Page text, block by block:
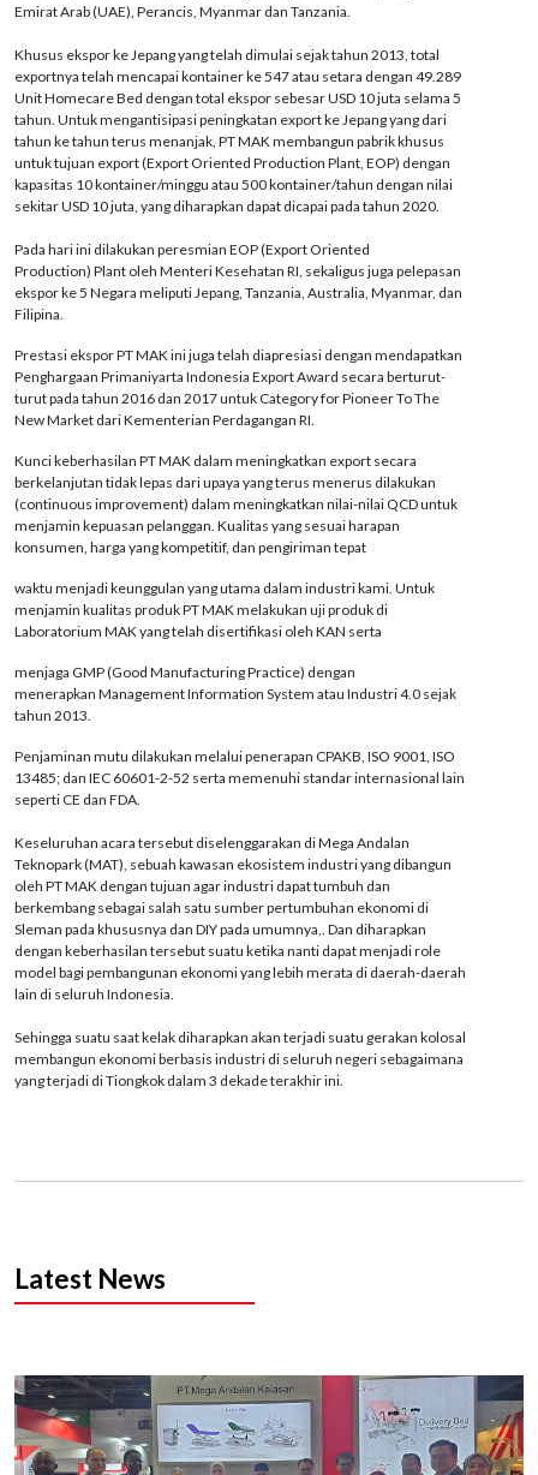
Emirat Arab (UAE), Perancis, Myanmar dan Tanzania.
Khusus ekspor ke Jepang yang telah dimulai sejak tahun 2013, total
exportnya telah mencapai kontainer ke 547 atau setara dengan 49.289
Unit Homecare Bed dengan total ekspor sebesar USD 10 juta selama 5
tahun. Untuk mengantisipasi peningkatan export ke Jepang yang dari
tahun ke tahun terus menanjak, PT MAK membangun pabrik khusus
untuk tujuan export (Export Oriented Production Plant, EOP) dengan
kapasitas 10 kontainer/minggu atau 500 kontainer/tahun dengan nilai
sekitar USD 10 juta, yang diharapkan dapat dicapai pada tahun 2020.
Pada hari ini dilakukan peresmian EOP (Export Oriented
Production) Plant oleh Menteri Kesehatan RI, sekaligus juga pelepasan
ekspor ke 5 Negara meliputi Jepang, Tanzania, Australia, Myanmar, dan
Filipina.
Prestasi ekspor PT MAK ini juga telah diapresiasi dengan mendapatkan
Penghargaan Primaniyarta Indonesia Export Award secara berturut-
turut pada tahun 2016 dan 2017 untuk Category for Pioneer To The
New Market dari Kementerian Perdagangan RI.
Kunci keberhasilan PT MAK dalam meningkatkan export secara
berkelanjutan tidak lepas dari upaya yang terus menerus dilakukan
(continuous improvement) dalam meningkatkan nilai-nilai QCD untuk
menjamin kepuasan pelanggan. Kualitas yang sesuai harapan
konsumen, harga yang kompetitif, dan pengiriman tepat
waktu menjadi keunggulan yang utama dalam industri kami. Untuk
menjamin kualitas produk PT MAK melakukan uji produk di
Laboratorium MAK yang telah disertifikasi oleh KAN serta
menjaga GMP (Good Manufacturing Practice) dengan
menerapkan Management Information System atau Industri 4.0 sejak
tahun 2013.
Penjaminan mutu dilakukan melalui penerapan CPAKB, ISO 9001, ISO
13485; dan IEC 60601-2-52 serta memenuhi standar internasional lain
seperti CE dan FDA.
Keseluruhan acara tersebut diselenggarakan di Mega Andalan
Teknopark (MAT), sebuah kawasan ekosistem industri yang dibangun
oleh PT MAK dengan tujuan agar industri dapat tumbuh dan
berkembang sebagai salah satu sumber pertumbuhan ekonomi di
Sleman pada khususnya dan DIY pada umumnya,. Dan diharapkan
dengan keberhasilan tersebut suatu ketika nanti dapat menjadi role
model bagi pembangunan ekonomi yang lebih merata di daerah-daerah
lain di seluruh Indonesia.
Sehingga suatu saat kelak diharapkan akan terjadi suatu gerakan kolosal
membangun ekonomi berbasis industri di seluruh negeri sebagaimana
yang terjadi di Tiongkok dalam 3 dekade terakhir ini.
Latest News